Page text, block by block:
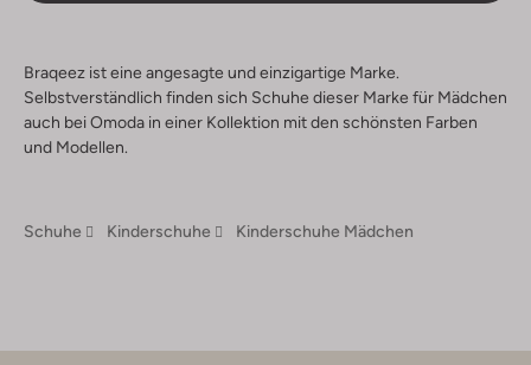
Braqeez ist eine angesagte und einzigartige Marke.
Selbstverständlich finden sich Schuhe dieser Marke für Mädchen
auch bei Omoda in einer Kollektion mit den schönsten Farben
und Modellen.
Schuhe Kinderschuhe Kinderschuhe Mädchen